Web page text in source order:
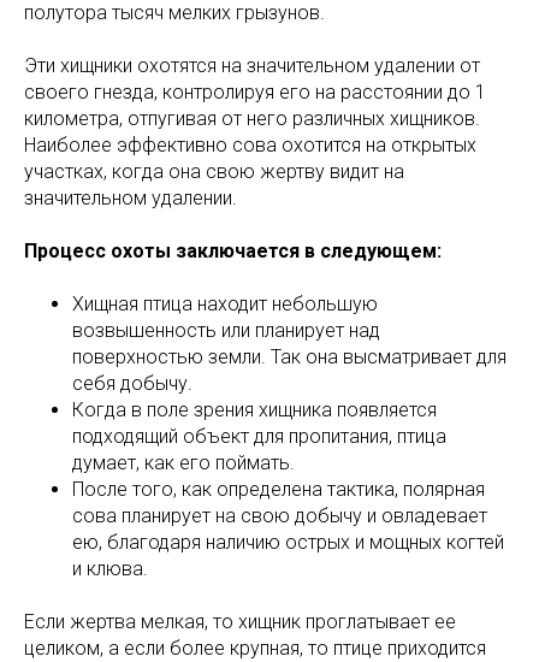
полутора тысяч мелких грызунов.
Эти хищники охотятся на значительном удалении от
своего гнезда, контролируя его на расстоянии до 1
километра, отпугивая от него различных хищников.
Наиболее эффективно сова охотится на открытых
участках, когда она свою жертву видит на
значительном удалении.
Процесс охоты заключается в следующем:
Хищная птица находит небольшую
возвышенность или планирует над
поверхностью земли. Так она высматривает для
себя добычу.
Когда в поле зрения хищника появляется
подходящий объект для пропитания, птица
думает, как его поймать.
После того, как определена тактика, полярная
сова планирует на свою добычу и овладевает
ею, благодаря наличию острых и мощных когтей
и клюва.
Если жертва мелкая, то хищник проглатывает ее
целиком, а если более крупная, то птице приходится